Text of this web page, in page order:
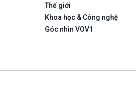
Thế giới
Khoa học & Công nghệ
Góc nhìn VOV1